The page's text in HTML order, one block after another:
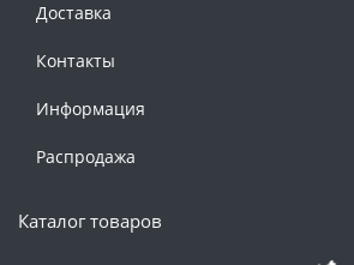
Доставка
Контакты
Информация
Распродажа
Каталог товаров